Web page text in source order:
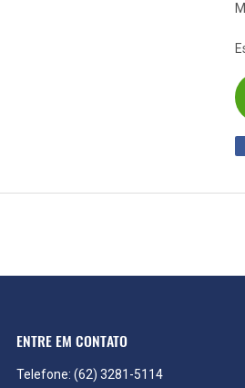
ENTRE EM CONTATO
Telefone: (62) 3281-5114